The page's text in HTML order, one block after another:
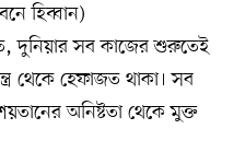
হিব্বান)
দুনিয়ার সব কাজের শুরুতেই
থেকে হেফাজত থাকা। সব
অনিষ্টতা থেকে মুক্ত